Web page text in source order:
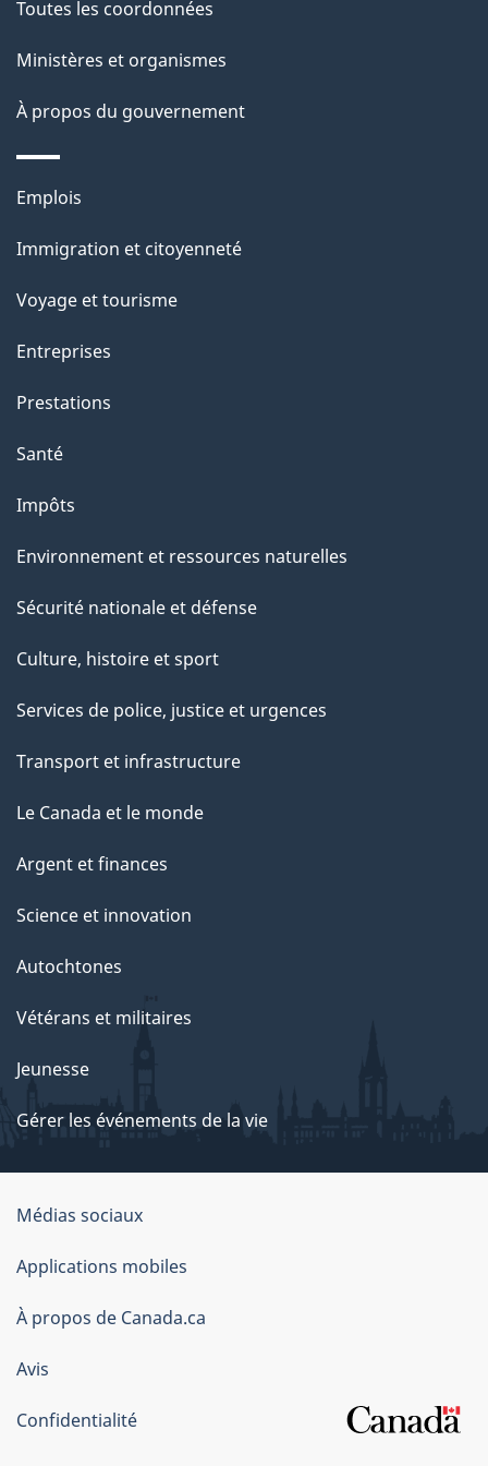
p
a
Toutes les coordonnées
Ministères et organismes
À propos du gouvernement
Thèmes
sujets
Emplois
Immigration et citoyenneté
Voyage et tourisme
Entreprises
Prestations
Santé
Impôts
Environnement et ressources naturelles
Sécurité nationale et défense
Culture, histoire et sport
Services de police, justice et urgences
Transport et infrastructure
Le Canada et le monde
Argent et finances
Science et innovation
Autochtones
Vétérans et militaires
Jeunesse
Gérer les événements de la vie
Organisation
du
gouvernement
du
Canada
Médias sociaux
Applications mobiles
À propos de Canada.ca
Avis
Confidentialité